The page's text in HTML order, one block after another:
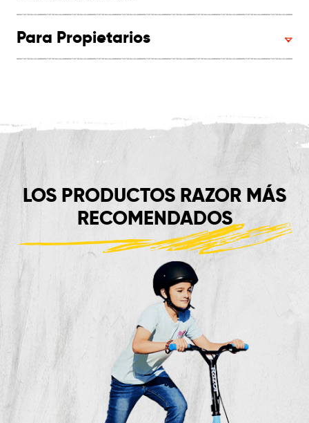
Para Propietarios
LOS PRODUCTOS RAZOR MÁS
RECOMENDADOS